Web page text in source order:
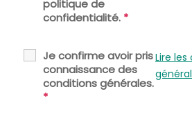
politique de
confidentialité. *
Je confirme avoir pris
connaissance des
conditions générales.
*
Lire